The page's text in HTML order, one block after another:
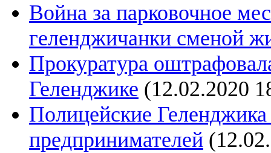
Война за парковочное
геленджичанки сменой
Прокуратура
Геленджике (12.02.2020
Полицейские
предпринимателей